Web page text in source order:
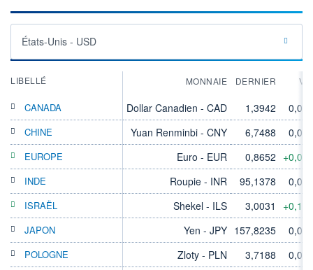
États-Unis - USD
LIBELLÉ MONNAIE DERNIER
CANADA Dollar Canadien - CAD 1,3942
CHINE Yuan Renminbi - CNY 6,7488
EUROPE Euro - EUR 0,8652
INDE Roupie - INR 95,1378
ISRAËL Shekel - ILS 3,0031
JAPON Yen - JPY 157,8235
POLOGNE Zloty - PLN 3,7188